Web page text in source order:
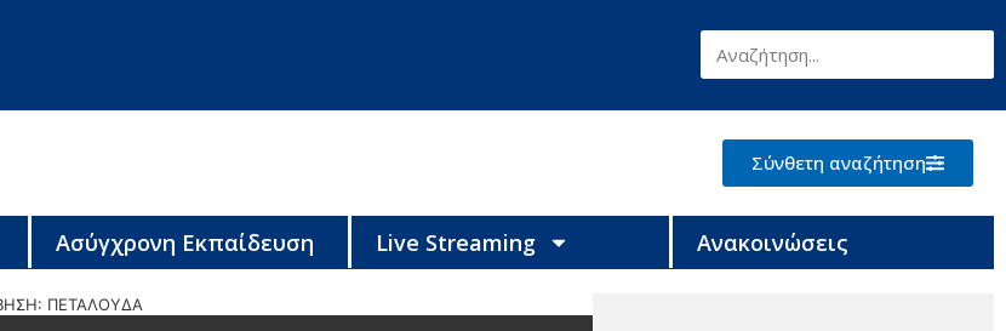
Σύνθετη αναζήτηση
Ασύγχρονη Εκπαίδευση Live Streaming Ανακοινώσεις
ΠΕΤΑΛΟΥΔΑ